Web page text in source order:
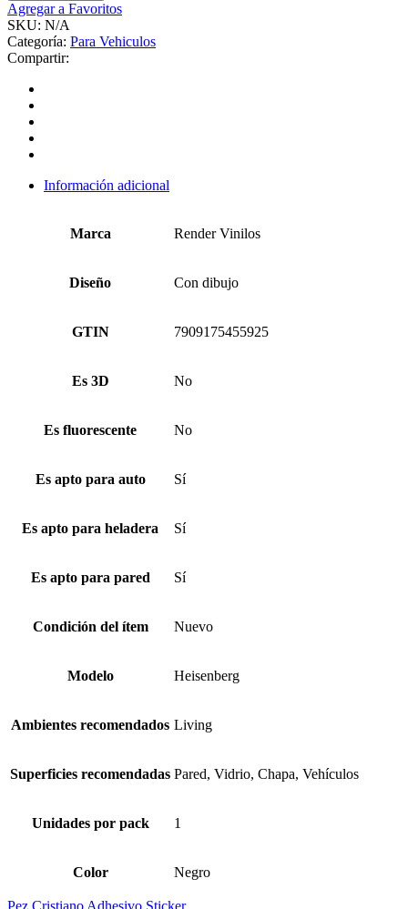
Agregar a Favoritos
SKU: N/A
Categoría: Para Vehiculos
Compartir:
Información adicional
Marca Render Vinilos
Diseño Con dibujo
GTIN 7909175455925
Es 3D No
Es fluorescente No
Es apto para auto Sí
Es apto para heladera Sí
Es apto para pared Sí
Condición del ítem Nuevo
Modelo Heisenberg
Ambientes recomendados Living
Superficies recomendadas Pared, Vidrio, Chapa, Vehículos
Unidades por pack 1
Color Negro